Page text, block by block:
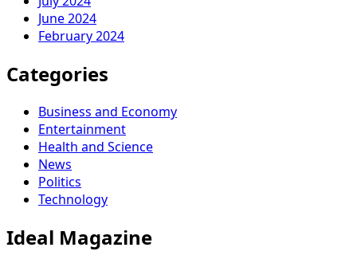
June 2024
February 2024
Categories
Business and Economy
Entertainment
Health and Science
News
Politics
Technology
Ideal Magazine